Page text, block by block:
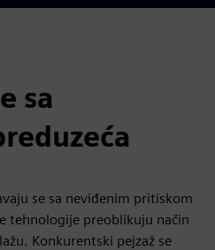
sa
se sa neviđenim pritiskom
tehnologije preoblikuju način
Konkurentski pejzaž se